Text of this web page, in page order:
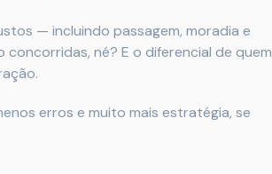
— incluindo passagem, moradia e
né? E o diferencial de quem
erros e muito mais estratégia, se